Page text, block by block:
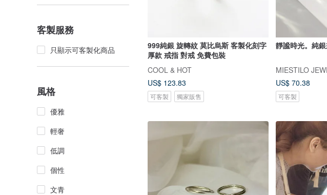
客製服務
只顯示可客製化商品
風格
優雅
輕奢
低調
個性
文青
999純銀 旋轉紋 莫比烏斯 客製化刻字
厚款 戒指 對戒 免費包裝
COOL & HOT
US$ 123.83
可客製 獨家販售
靜謐時光。純
MIESTILO
US$ 70.38
可客製